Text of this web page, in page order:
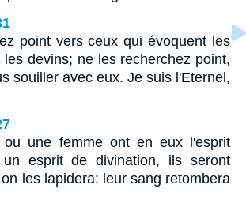
point vers ceux qui évoquent les
devins; ne les recherchez point,
souiller avec eux. Je suis l'Eternel,
une femme ont en eux l'esprit
esprit de divination, ils seront
les lapidera: leur sang retombera